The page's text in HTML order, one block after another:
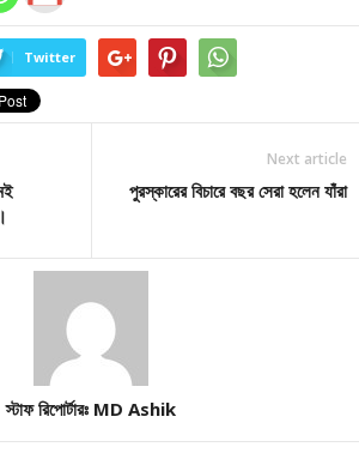
Twitter
Next article
পুরস্কারের বিচারে বছর সেরা হলেন যাঁরা
স্টাফ রিপোর্টারঃ MD Ashik